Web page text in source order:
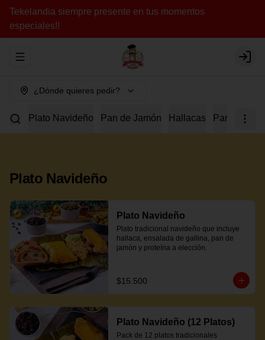
Tekelandia siempre presente en tus momentos
especiales!!
Abrir menu de navegación Login
¿Dónde quieres pedir?
Plato Navideño Pan de Jamón Hallacas Para
Plato Navideño
Plato Navideño
Plato tradicional navideño que incluye
hallaca, ensalada de gallina, pan de
jamón y proteína a elección.
$15.500
Plato Navideño (12 Platos)
Pack de 12 platos tradicionales